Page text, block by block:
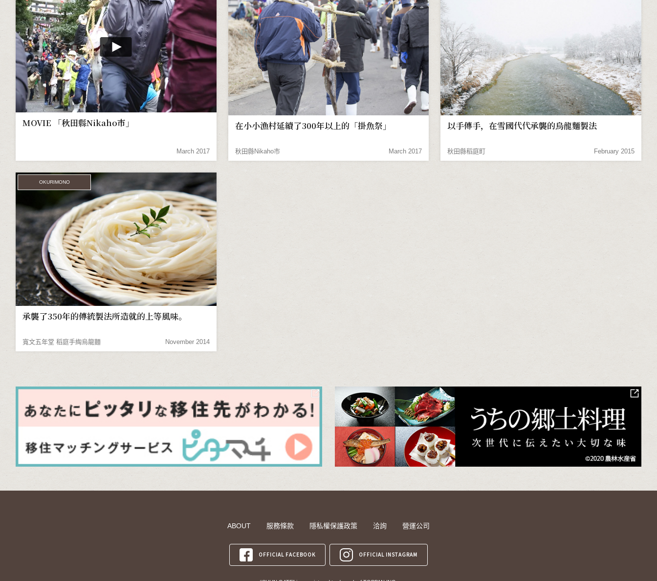
MOVIE 「秋田縣Nikaho市」
March 2017
在小小漁村延續了300年以上的「掛魚祭」
秋田縣Nikaho市 March 2017
以手傳手，在雪國代代承襲的烏龍麵製法
秋田縣稻庭町 February 2015
OKURIMONO
承襲了350年的傳統製法所造就的上等風味。
寬文五年堂 稻庭手綯烏龍麵 November 2014
ABOUT 服務條款 隱私權保護政策 洽詢 營運公司
OFFICIAL FACEBOOK OFFICIAL INSTAGRAM